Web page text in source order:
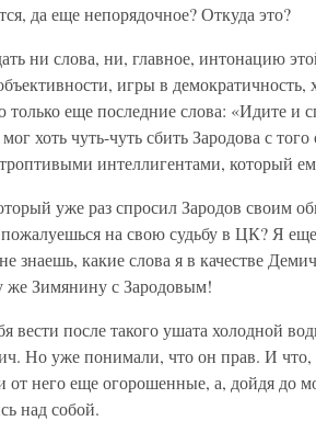
да еще непорядочное? Откуда это?
ни слова, ни, главное, интонацию
игры в демократичность,
еще последние слова: «Идите и
хоть чуть-чуть сбить Зародова с
интеллигентами, который
уже раз спросил Зародов своим
на свою судьбу в ЦК? Я
знаешь, какие слова я в качестве
же Зимянину с Зародовым!
вести после такого ушата холодной
Но уже понимали, что он прав. И что,
него еще огорошенные, а, дойдя до
над собой.